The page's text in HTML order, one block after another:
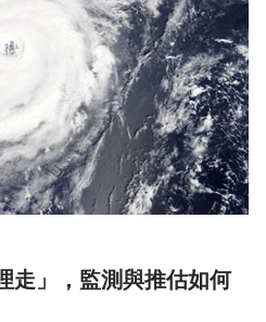
走」，監測與推估如何